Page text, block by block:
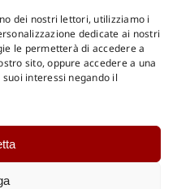
dei nostri lettori, utilizziamo i
dedicate ai nostri
le permetterà di accedere a
sito, oppure accedere a una
interessi negando il
Sicuri e anche Rateali
Catalogo Online
Internazionale